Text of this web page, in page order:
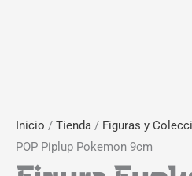
Inicio / Tienda / Figuras y
POP Piplup Pokemon 9cm